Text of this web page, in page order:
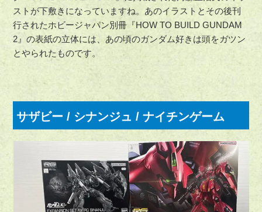
ストが下敷きになっていますね。あのイラストとその後刊
行されたホビージャパン別冊『HOW TO BUILD GUNDAM
2』の表紙の立体には、あの頃のガンダム好きは頭をガツン
とやられたものです。
サザビー / シナンジュ / ナイチンゲーム